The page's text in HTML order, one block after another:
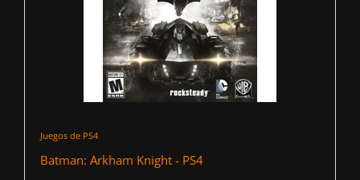
Juegos de PS4
Batman: Arkham Knight - PS4